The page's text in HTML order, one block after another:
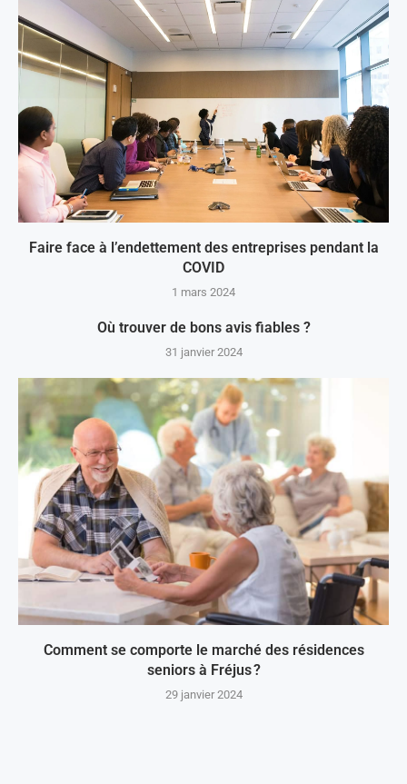
Faire face à l’endettement des entreprises pendant la
COVID
1 mars 2024
Où trouver de bons avis fiables ?
31 janvier 2024
Comment se comporte le marché des résidences
seniors à Fréjus ?
29 janvier 2024